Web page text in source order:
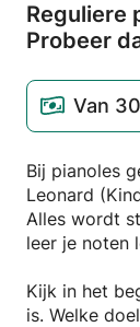
Reguliere
Probeer
Van
Bij pianoles
Leonard
Alles wordt
leer je noten
Kijk in het
is. Welke